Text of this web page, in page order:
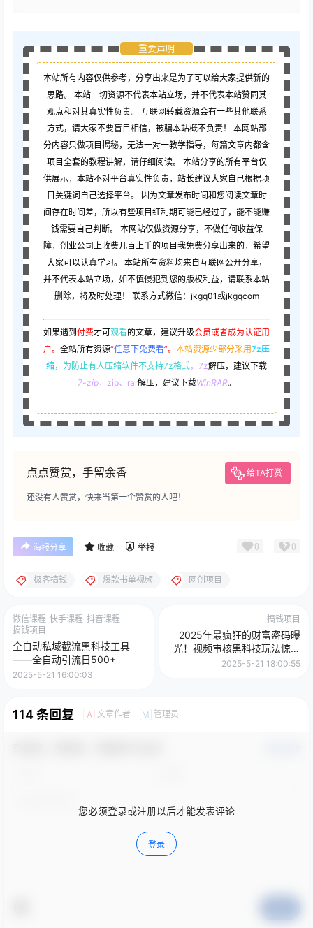
重要声明
本站所有内容仅供参考，分享出来是为了可以给大家提供新的
思路。 本站一切资源不代表本站立场，并不代表本站赞同其
观点和对其真实性负责。 互联网转载资源会有一些其他联系
方式，请大家不要盲目相信，被骗本站概不负责！ 本网站部
分内容只做项目揭秘，无法一对一教学指导，每篇文章内都含
项目全套的教程讲解，请仔细阅读。 本站分享的所有平台仅
供展示，本站不对平台真实性负责，站长建议大家自己根据项
目关键词自己选择平台。 因为文章发布时间和您阅读文章时
间存在时间差，所以有些项目红利期可能已经过了，能不能赚
钱需要自己判断。 本网站仅做资源分享，不做任何收益保
障，创业公司上收费几百上千的项目我免费分享出来的，希望
大家可以认真学习。 本站所有资料均来自互联网公开分享，
并不代表本站立场，如不慎侵犯到您的版权利益，请联系本站
删除，将及时处理！ 联系方式微信：jkgq01或jkgqcom
如果遇到 付费才可观看的文章，建议升级会员或者成为认证用
户。 全站所有资源“任意下免费看”。 本站资源少部分采用7z压
缩， 为防止有人压缩软件不支持7z格式，7z解压，建议下载
7-zip，zip、rar解压，建议下载WinRAR。
点点赞赏，手留余香 给TA打赏
还没有人赞赏，快来当第一个赞赏的人吧！
海报分享 收藏 举报 0 0
极客搞钱 爆款书单视频 网创项目
微信课程 快手课程 抖音课程
搞钱项目
全自动私域截流黑科技工具
——全自动引流日500+
2025-5-21 16:00:03
搞钱项目
2025年最疯狂的财富密码曝
光！视频审核黑科技玩法惊艳
上线，10秒闪电出单，全天疯
2025-5-21 18:00:55
114 条回复 A 文章作者 M 管理员
您必须登录或注册以后才能发表评论
登录